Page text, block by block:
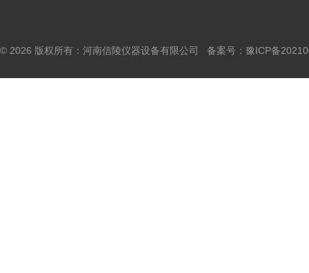
© 2026 版权所有：河南信陵仪器设备有限公司 备案号： 豫ICP备